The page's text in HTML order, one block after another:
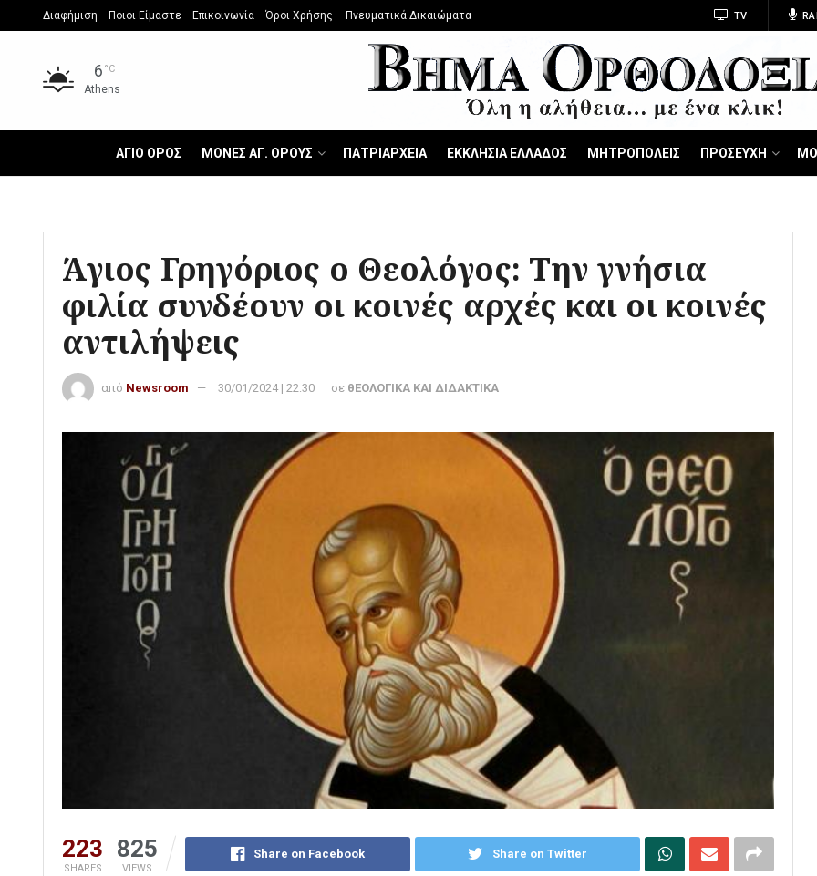
Διαφήμιση Ποιοι Είμαστε Επικοινωνία Όροι Χρήσης – Πνευματικά Δικαιώματα TV
6 °C
Athens
ΑΓΙΟ ΟΡΟΣ ΜΟΝΕΣ ΑΓ. ΟΡΟΥΣ ΠΑΤΡΙΑΡΧΕΙΑ ΕΚΚΛΗΣΙΑ ΕΛΛΑΔΟΣ ΜΗΤΡΟΠΟΛΕΙΣ ΠΡΟΣΕΥΧΗ
Άγιος Γρηγόριος ο Θεολόγος: Την γνήσια
φιλία συνδέουν οι κοινές αρχές και οι κοινές
αντιλήψεις
από Newsroom 30/01/2024 | 22:30 σε θΕΟΛΟΓΙΚΑ ΚΑΙ ΔΙΔΑΚΤΙΚΑ
223
SHARES
825
VIEWS
Share on Facebook Share on Twitter